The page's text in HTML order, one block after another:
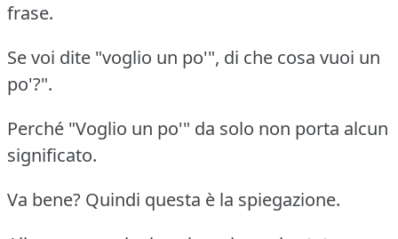
frase.
Se voi dite "voglio un po'", di che cosa vuoi un
po'?".
Perché "Voglio un po'" da solo non porta alcun
significato.
Va bene? Quindi questa è la spiegazione.